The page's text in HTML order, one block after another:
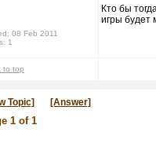
08 Feb 2011
1
Кто бы
игры будет
to top
Topic] [Answer]
1 of 1